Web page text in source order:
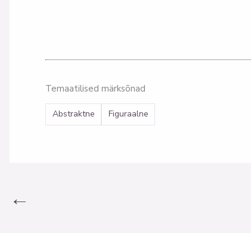
Temaatilised märksõnad
Abstraktne Figuraalne
←